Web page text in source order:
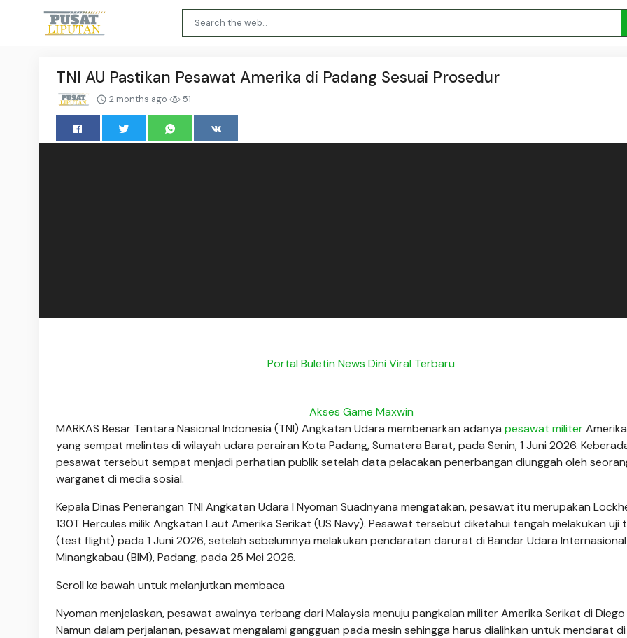
TNI AU Pastikan Pesawat Amerika di Padang Sesuai Prosedur
2 months ago 51
Portal Buletin News Dini Viral Terbaru
Akses Game Maxwin
MARKAS Besar Tentara Nasional Indonesia (TNI) Angkatan Udara membenarkan adanya pesawat militer
yang sempat melintas di wilayah udara perairan Kota Padang, Sumatera Barat, pada Senin, 1 Juni 2026.
pesawat tersebut sempat menjadi perhatian publik setelah data pelacakan penerbangan diunggah oleh
warganet di media sosial.
Kepala Dinas Penerangan TNI Angkatan Udara I Nyoman Suadnyana mengatakan, pesawat itu merupakan
130T Hercules milik Angkatan Laut Amerika Serikat (US Navy). Pesawat tersebut diketahui tengah melakukan uji
(test flight) pada 1 Juni 2026, setelah sebelumnya melakukan pendaratan darurat di Bandar Udara Internasional
Minangkabau (BIM), Padang, pada 25 Mei 2026.
Scroll ke bawah untuk melanjutkan membaca
Nyoman menjelaskan, pesawat awalnya terbang dari Malaysia menuju pangkalan militer Amerika Serikat di
Namun dalam perjalanan, pesawat mengalami gangguan pada mesin sehingga harus dialihkan untuk mendarat di